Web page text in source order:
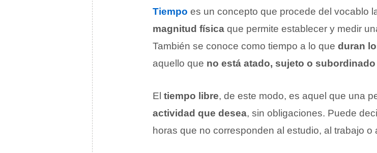
Tiempo es un concepto que procede del vocablo
magnitud física que permite establecer y medir
También se conoce como tiempo a lo que duran
aquello que no está atado, sujeto o
El tiempo libre, de este modo, es aquel que una
actividad que desea, sin obligaciones. Puede
horas que no corresponden al estudio, al trabajo o